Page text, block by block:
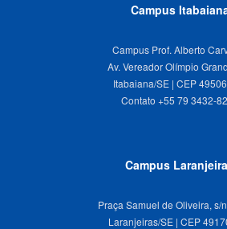
Campus
Campus Prof. Alberto
Av. Vereador Olímpio
Itabaiana/SE | CEP
Campus
Praça Samuel de Oliveira, s/
Laranjeiras/SE | CEP